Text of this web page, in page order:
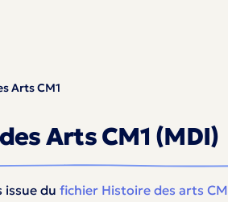
Arts CM1
Arts CM1 (MDI)
issue du fichier Histoire des arts CM